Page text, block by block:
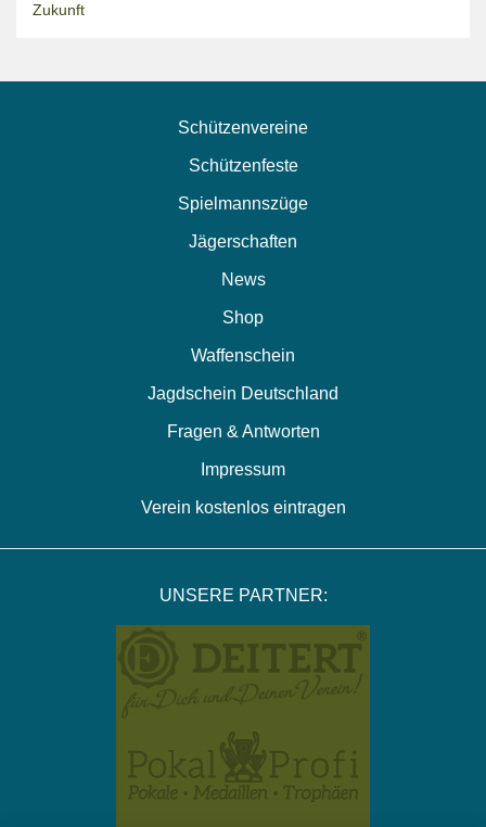
Zukunft
Schützenvereine
Schützenfeste
Spielmannszüge
Jägerschaften
News
Shop
Waffenschein
Jagdschein Deutschland
Fragen & Antworten
Impressum
Verein kostenlos eintragen
UNSERE PARTNER: